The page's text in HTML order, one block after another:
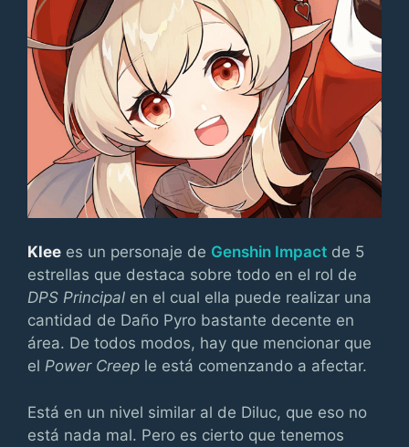
Klee es un personaje de Genshin Impact de 5
estrellas que destaca sobre todo en el rol de
DPS Principal en el cual ella puede realizar una
cantidad de Daño Pyro bastante decente en
área. De todos modos, hay que mencionar que
el Power Creep le está comenzando a afectar.
Está en un nivel similar al de Diluc, que eso no
está nada mal. Pero es cierto que tenemos